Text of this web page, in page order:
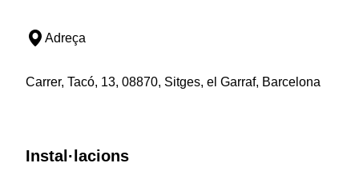
Adreça
Carrer, Tacó, 13, 08870, Sitges, el Garraf, Barcelona
Instal·lacions